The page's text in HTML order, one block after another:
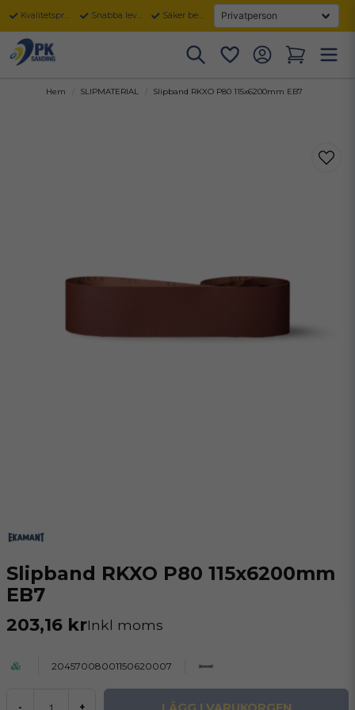
Kvalitetsprodukter Snabba leveranser Säker betalning
Hem SLIPMATERIAL Slipband RKXO P80 115x6200mm EB7
Slipband RKXO P80 115x6200mm
EB7
203,16 krInkl moms
20457008001150620007
- +